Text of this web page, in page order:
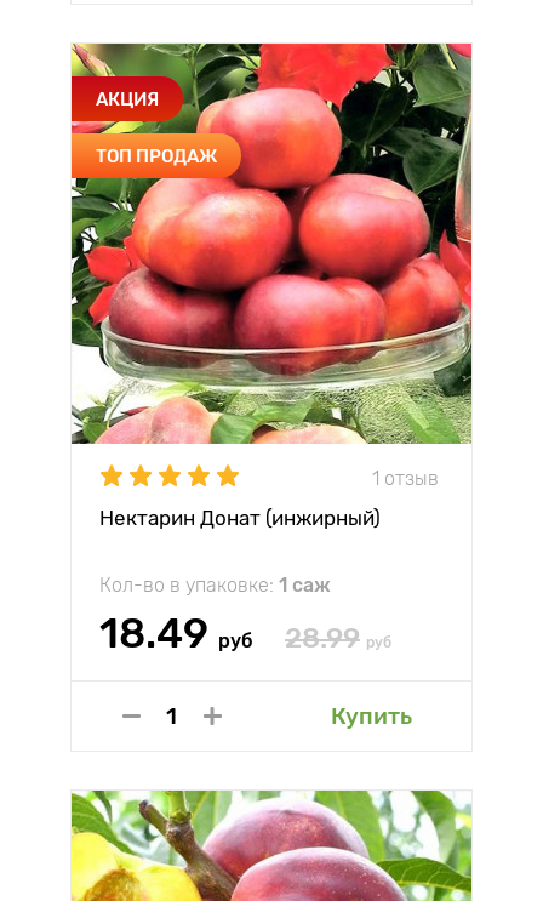
АКЦИЯ
ТОП ПРОДАЖ
1 отзыв
Нектарин Донат (инжирный)
Кол-во в упаковке: 1 саж
18.49 руб 28.99 руб
Купить